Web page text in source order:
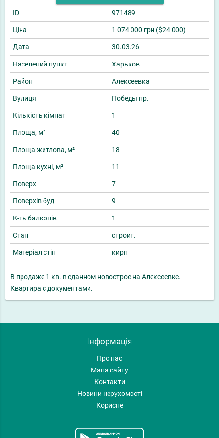
ID 971489
Ціна 1 074 000 грн ($24 000)
Дата 30.03.26
Населений пункт Харьков
Район Алексеевка
Вулиця Победы пр.
Кількість кімнат 1
Площа, м² 40
Площа житлова, м² 18
Площа кухні, м² 11
Поверх 7
Поверхів буд 9
К-ть балконів 1
Стан строит.
Матеріал стін кирп
В продаже 1 кв. в сданном новострое на Алексеевке.
Квартира с документами.
Інформація
Про нас
Мапа сайту
Контакти
Новини нерухомості
Корисне